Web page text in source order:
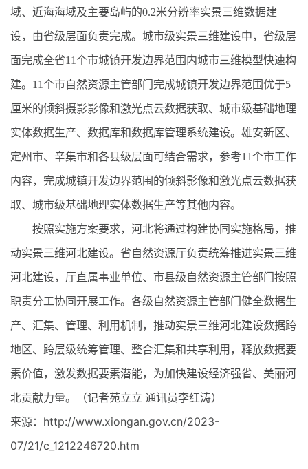
域、近海海域及主要岛屿的0.2米分辨率实景三维数据建
设，由省级层面负责完成。城市级实景三维建设中，省级层
面完成全省11个市城镇开发边界范围内城市三维模型快速构
建。11个市自然资源主管部门完成城镇开发边界范围优于5
厘米的倾斜摄影影像和激光点云数据获取、城市级基础地理
实体数据生产、数据库和数据库管理系统建设。雄安新区、
定州市、辛集市和各县级层面可结合需求，参考11个市工作
内容，完成城镇开发边界范围的倾斜影像和激光点云数据获
取、城市级基础地理实体数据生产等其他内容。
按照实施方案要求，河北将通过构建协同实施格局，推
动实景三维河北建设。省自然资源厅负责统筹推进实景三维
河北建设，厅直属事业单位、市县级自然资源主管部门按照
职责分工协同开展工作。各级自然资源主管部门健全数据生
产、汇集、管理、利用机制，推动实景三维河北建设数据跨
地区、跨层级统筹管理、整合汇集和共享利用，释放数据要
素价值，激发数据要素潜能，为加快建设经济强省、美丽河
北贡献力量。（记者苑立立 通讯员李红涛）
来源：http://www.xiongan.gov.cn/2023-
07/21/c_1212246720.htm